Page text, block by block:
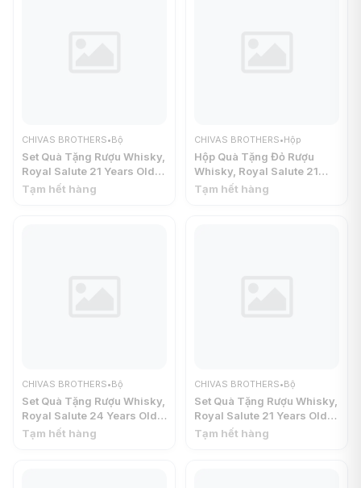
CHIVAS BROTHERS•Bộ
Set Quà Tặng Rượu Whisky,
Royal Salute 21 Years Old,
Blended Scotch Whisky,
Tạm hết hàng
CHIVAS BROTHERS•Hộp
Hộp Quà Tặng Đỏ Rượu
Whisky, Royal Salute 21
Years Old, Blended Scotch
Tạm hết hàng
CHIVAS BROTHERS•Bộ
Set Quà Tặng Rượu Whisky,
Royal Salute 24 Years Old,
Blended Scotch Whisky,
Tạm hết hàng
CHIVAS BROTHERS•Bộ
Set Quà Tặng Rượu Whisky,
Royal Salute 21 Years Old,
Blended Scotch Whisky,
Tạm hết hàng